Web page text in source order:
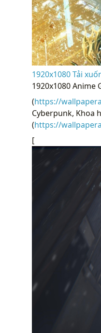
1920x1080 Tải
1920x1080 Anime
(https://
Cyberpunk, Khoa
(https://
[